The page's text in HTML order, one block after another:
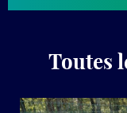
Toutes